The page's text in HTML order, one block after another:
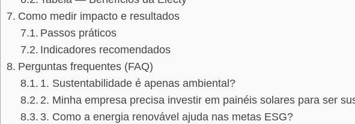
Como medir impacto e resultados
Passos práticos
Indicadores recomendados
Perguntas frequentes (FAQ)
1. Sustentabilidade é apenas ambiental?
2. Minha empresa precisa investir em painéis solares para ser
3. Como a energia renovável ajuda nas metas ESG?